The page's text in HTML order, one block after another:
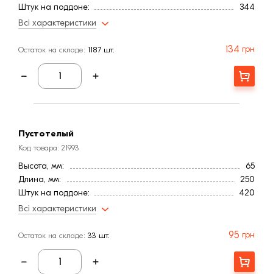
Штук на поддоне:
344
Тип кирпича
Вес, кг:
4,33
Цвет
Бордовый
Расход, шт/м²:
50
Всі характеристики
Остаток на складе: 1187 шт. 134 грн
Купити
Пустотелый
Код товара: 21993
Высота, мм:
65
Длина, мм:
250
Штук на поддоне:
420
Вес, кг:
Ширина, мм:
120
Цвет
Бордовый
Всі характеристики
Остаток на складе: 33 шт. 95 грн
Купити